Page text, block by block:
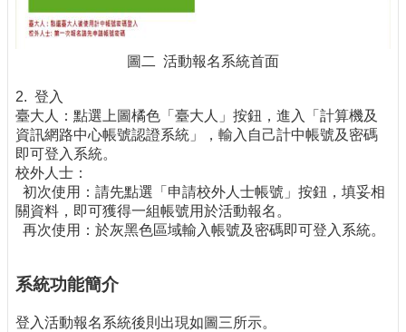
圖二 活動報名系統首面
2. 登入
臺大人：點選上圖橘色「臺大人」按鈕，進入「計算機及
資訊網路中心帳號認證系統」，輸入自己計中帳號及密碼
即可登入系統。
校外人士：
初次使用：請先點選「申請校外人士帳號」按鈕，填妥相
關資料，即可獲得一組帳號用於活動報名。
再次使用：於灰黑色區域輸入帳號及密碼即可登入系統。
系統功能簡介
登入活動報名系統後則出現如圖三所示。